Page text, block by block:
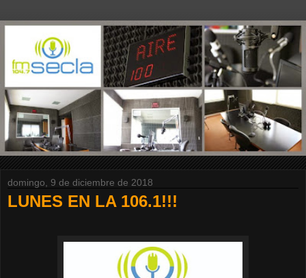
domingo, 9 de diciembre de 2018
LUNES EN LA 106.1!!!